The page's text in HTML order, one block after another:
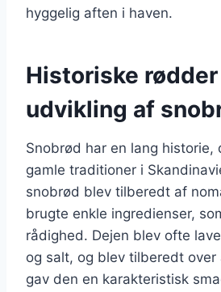
hyggelig aften i haven.
Historiske rødder
udvikling af
Snobrød har en lang historie,
gamle traditioner i
snobrød blev tilberedt af
brugte enkle ingredienser,
rådighed. Dejen blev ofte
og salt, og blev tilberedt
gav den en karakteristisk